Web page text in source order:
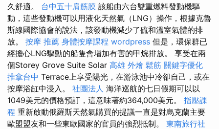
久舒適。 台中五十肩筋膜 該船由六台雙重燃料發動機驅
動，這些發動機可以用液化天然氣（LNG）操作，根據克魯
斯線國際協會的說法，該發動機減少了硫和溫室氣體的排
放。 按摩 推薦 身體按摩課程 wordpress 但是，環保群已
經擔心LNG驅動的船隻會增加有害的甲烷排放。 享受在兩
個Storey Grove Suite Solar 高雄 外燴 鬆筋 關鍵字優化
推拿台中 Terrace上享受陽光，在游泳池中冷卻自己，或在
按摩浴缸中浸入。 社團法人 海洋巡航的七日假期可以以
1049美元的價格預訂，這意味著約364,000美元。 指壓課
程 重新啟動俄羅斯天然氣購買的提議一直是對烏克蘭主要
歐盟盟友和一些東歐國家的官員的強烈抵制。 東南旅行社